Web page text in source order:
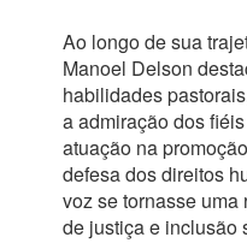
Ao longo de sua
Manoel Delson
habilidades
a admiração dos
atuação na
defesa dos direitos
voz se tornasse
de justiça e inclusão